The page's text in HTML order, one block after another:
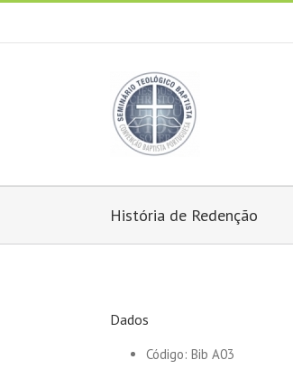
História de Redenção
Dados
Código: Bib A03